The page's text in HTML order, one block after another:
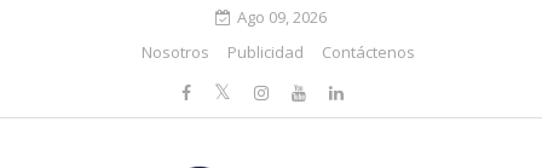
Ago 09, 2026
Nosotros
Publicidad Contáctenos